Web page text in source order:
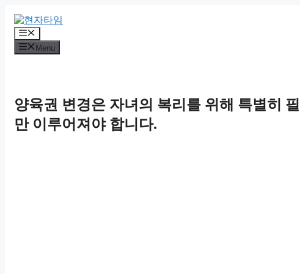
content Menu
Menu
양육권 변경은 자녀의 복리를 위해 특별히
만 이루어져야 합니다.